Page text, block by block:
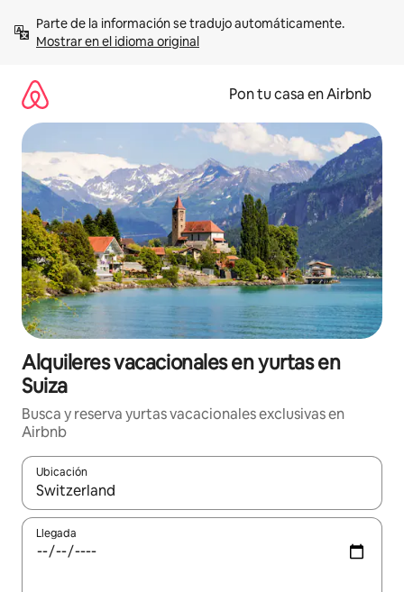
contenidoMostrar en el idioma original
Pon tu casa en Airbnb
Alquileres vacacionales en yurtas en
Suiza
Busca y reserva yurtas vacacionales exclusivas en
Airbnb
Ubicación
Cuando los resultados estén disponibles, navega con las
Llegada